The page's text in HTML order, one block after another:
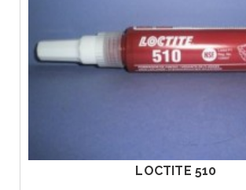
LOCTITE 510